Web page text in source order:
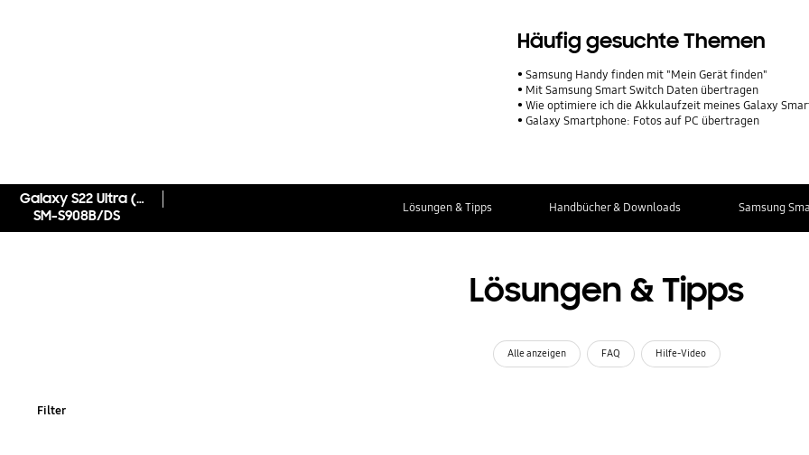
Häufig gesuchte Themen
Samsung Handy finden mit "Mein Gerät finden"
Mit Samsung Smart Switch Daten übertragen
Wie optimiere ich die Akkulaufzeit meines Galaxy
Galaxy Smartphone: Fotos auf PC übertragen
Galaxy S22 Ultra (Online Exklusiv)
SM-S908B/DS
Lösungen & Tipps Handbücher & Downloads Samsung
Lösungen & Tipps
Alle anzeigen FAQ Hilfe-Video
Filter